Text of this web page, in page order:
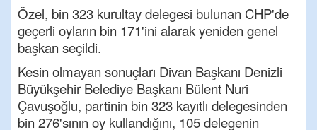
Özel, bin 323 kurultay delegesi bulunan CHP'de
geçerli oyların bin 171'ini alarak yeniden genel
başkan seçildi.
Kesin olmayan sonuçları Divan Başkanı Denizli
Büyükşehir Belediye Başkanı Bülent Nuri
Çavuşoğlu, partinin bin 323 kayıtlı delegesinden
bin 276'sının oy kullandığını, 105 delegenin